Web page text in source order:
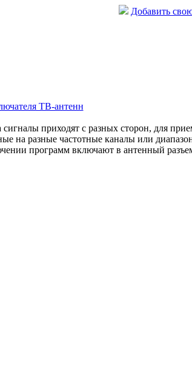
Добавить
приходят с разных сторон, для
на разные частотные каналы или
программ включают в антенный